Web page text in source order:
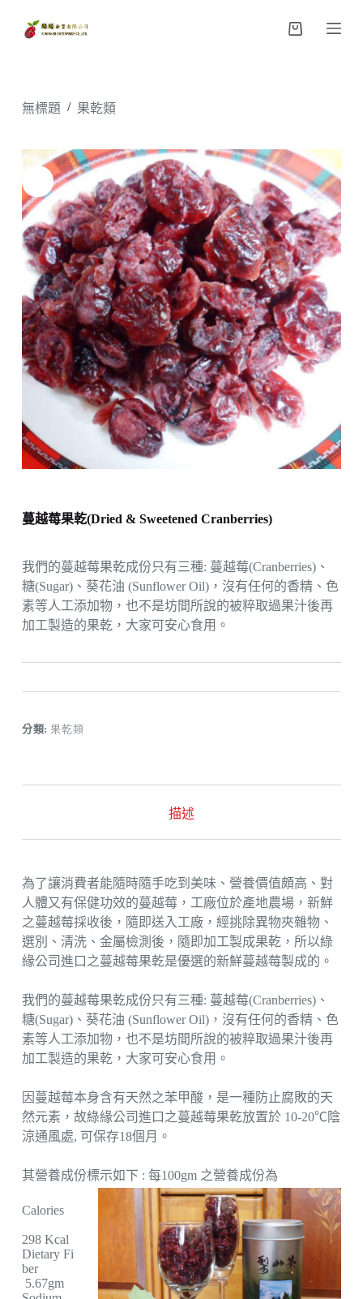
跳
至
容
購
無標題 / 果乾類
蔓越莓果乾(Dried & Sweetened Cranberries)
我們的蔓越莓果乾成份只有三種: 蔓越莓(Cranberries)、
糖(Sugar)、葵花油 (Sunflower Oil)，沒有任何的香精、色
素等人工添加物，也不是坊間所說的被粹取過果汁後再
加工製造的果乾，大家可安心食用。
分類: 果乾類
描述
為了讓消費者能隨時隨手吃到美味、營養價值頗高、對
人體又有保健功效的蔓越莓，工廠位於產地農場，新鮮
之蔓越莓採收後，隨即送入工廠，經挑除異物夾雜物、
選別、清洗、金屬檢測後，隨即加工製成果乾，所以綠
緣公司進口之蔓越莓果乾是優選的新鮮蔓越莓製成的。
我們的蔓越莓果乾成份只有三種: 蔓越莓(Cranberries)、
糖(Sugar)、葵花油 (Sunflower Oil)，沒有任何的香精、色
素等人工添加物，也不是坊間所說的被粹取過果汁後再
加工製造的果乾，大家可安心食用。
因蔓越莓本身含有天然之苯甲酸，是一種防止腐敗的天
然元素，故綠緣公司進口之蔓越莓果乾放置於 10-20℃陰
涼通風處, 可保存18個月。
其營養成份標示如下 : 每100gm 之營養成份為
Calories
298 Kcal
Dietary Fi
ber
5.67gm